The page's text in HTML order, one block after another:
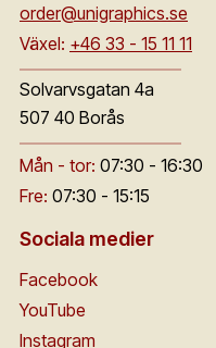
order@unigraphics.se
Växel: +46 33 - 15 11 11
Solvarvsgatan 4a
507 40 Borås
Mån - tor: 07:30 - 16:30
Fre: 07:30 - 15:15
Sociala medier
Facebook
YouTube
Instagram